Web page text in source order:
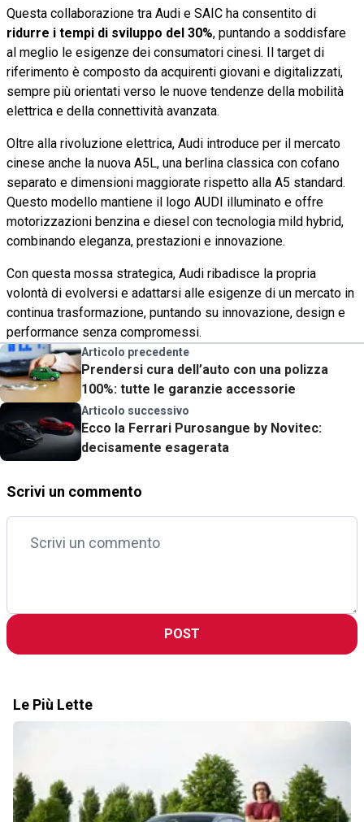
Questa collaborazione tra Audi e SAIC ha consentito di
ridurre i tempi di sviluppo del 30%, puntando a soddisfare
al meglio le esigenze dei consumatori cinesi. Il target di
riferimento è composto da acquirenti giovani e digitalizzati,
sempre più orientati verso le nuove tendenze della mobilità
elettrica e della connettività avanzata.
Oltre alla rivoluzione elettrica, Audi introduce per il mercato
cinese anche la nuova A5L, una berlina classica con cofano
separato e dimensioni maggiorate rispetto alla A5 standard.
Questo modello mantiene il logo AUDI illuminato e offre
motorizzazioni benzina e diesel con tecnologia mild hybrid,
combinando eleganza, prestazioni e innovazione.
Con questa mossa strategica, Audi ribadisce la propria
volontà di evolversi e adattarsi alle esigenze di un mercato in
continua trasformazione, puntando su innovazione, design e
performance senza compromessi.
Articolo precedente
Prendersi cura dell’auto con una polizza
100%: tutte le garanzie accessorie
Articolo successivo
Ecco la Ferrari Purosangue by Novitec:
decisamente esagerata
Scrivi un commento
POST
Le Più Lette